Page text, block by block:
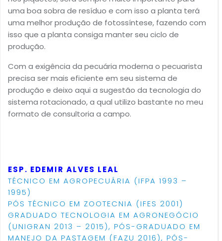
uma boa sobra de resíduo e com isso a planta terá
uma melhor produção de fotossíntese, fazendo com
isso que a planta consiga manter seu ciclo de
produção.
Com a exigência da pecuária moderna o pecuarista
precisa ser mais eficiente em seu sistema de
produção e deixo aqui a sugestão da tecnologia do
sistema rotacionado, a qual utilizo bastante no meu
formato de consultoria a campo.
ESP. EDEMIR ALVES LEAL
TÉCNICO EM AGROPECUÁRIA (IFPA 1993 –
1995)
PÓS TÉCNICO EM ZOOTECNIA (IFES 2001)
GRADUADO TECNOLOGIA EM AGRONEGÓCIO
(UNIGRAN 2013 – 2015), PÓS-GRADUADO EM
MANEJO DA PASTAGEM (FAZU 2016), PÓS-